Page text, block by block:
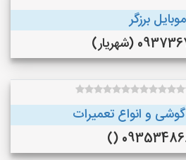
موبایل برزگر
(شهریار)
گوشی و انواع تعمیرات